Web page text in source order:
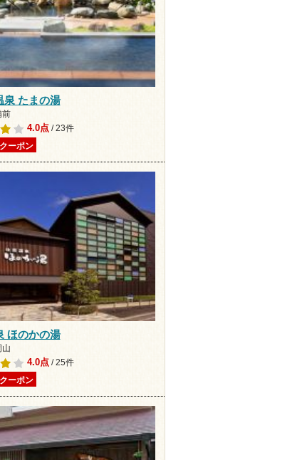
泉 たまの湯
前
4.0点/ 23件
クーポン
ほのかの湯
山
4.0点/ 25件
クーポン